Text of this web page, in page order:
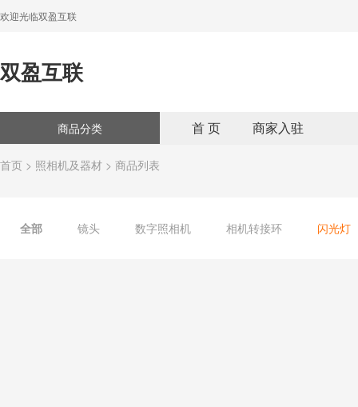
欢迎光临双盈互联
双盈互联
商品分类 首 页 商家入驻
首页 > 照相机及器材 > 商品列表
全部 镜头 数字照相机 相机转接环 闪光灯